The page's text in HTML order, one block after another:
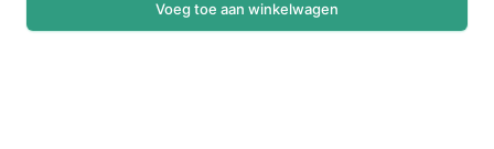
Voeg toe aan winkelwagen